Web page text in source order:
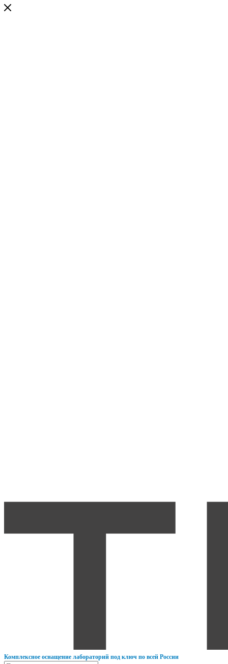
Комплексное оснащение лабораторий под ключ по всей России